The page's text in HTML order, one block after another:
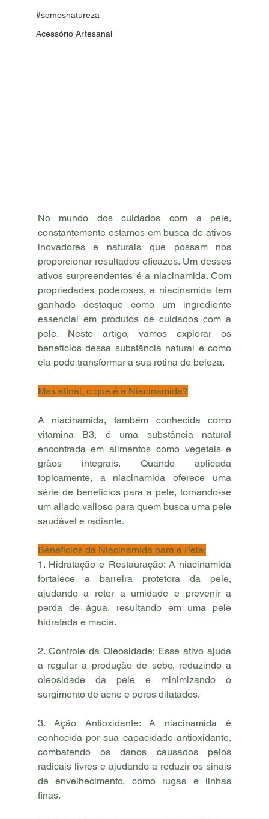
#somosnatureza
Acessório Artesanal
No mundo dos cuidados com a pele,
constantemente estamos em busca de ativos
inovadores e naturais que possam nos
proporcionar resultados eficazes. Um desses
ativos surpreendentes é a niacinamida. Com
propriedades poderosas, a niacinamida tem
ganhado destaque como um ingrediente
essencial em produtos de cuidados com a
pele. Neste artigo, vamos explorar os
benefícios dessa substância natural e como
ela pode transformar a sua rotina de beleza.
Mas afinal, o que é a Niacinamida?
A niacinamida, também conhecida como
vitamina B3, é uma substância natural
encontrada em alimentos como vegetais e
grãos integrais. Quando aplicada
topicamente, a niacinamida oferece uma
série de benefícios para a pele, tornando-se
um aliado valioso para quem busca uma pele
saudável e radiante.
Benefícios da Niacinamida para a Pele:
1. Hidratação e Restauração: A niacinamida
fortalece a barreira protetora da pele,
ajudando a reter a umidade e prevenir a
perda de água, resultando em uma pele
hidratada e macia.
2. Controle da Oleosidade: Esse ativo ajuda
a regular a produção de sebo, reduzindo a
oleosidade da pele e minimizando o
surgimento de acne e poros dilatados.
3. Ação Antioxidante: A niacinamida é
conhecida por sua capacidade antioxidante,
combatendo os danos causados pelos
radicais livres e ajudando a reduzir os sinais
de envelhecimento, como rugas e linhas
finas.